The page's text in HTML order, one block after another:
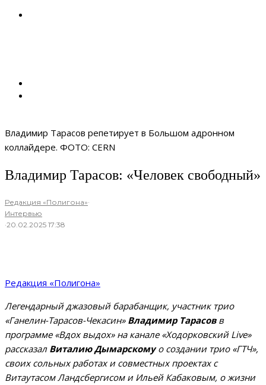
Владимир Тарасов репетирует в Большом адронном
коллайдере. ФОТО: CERN
Владимир Тарасов: «Человек свободный»
Редакция «Полигона»·
Интервью
·20.02.2025 17:38
Редакция «Полигона»
Легендарный джазовый барабанщик, участник трио
«Ганелин-Тарасов-Чекасин» Владимир Тарасовв
программе «Вдох выдох» на канале «Ходорковский Live»
рассказал Виталию Дымарскомуо создании трио «ГТЧ»,
своих сольных работах и совместных проектах с
Витаутасом Ландсбергисом и Ильей Кабаковым, о жизни